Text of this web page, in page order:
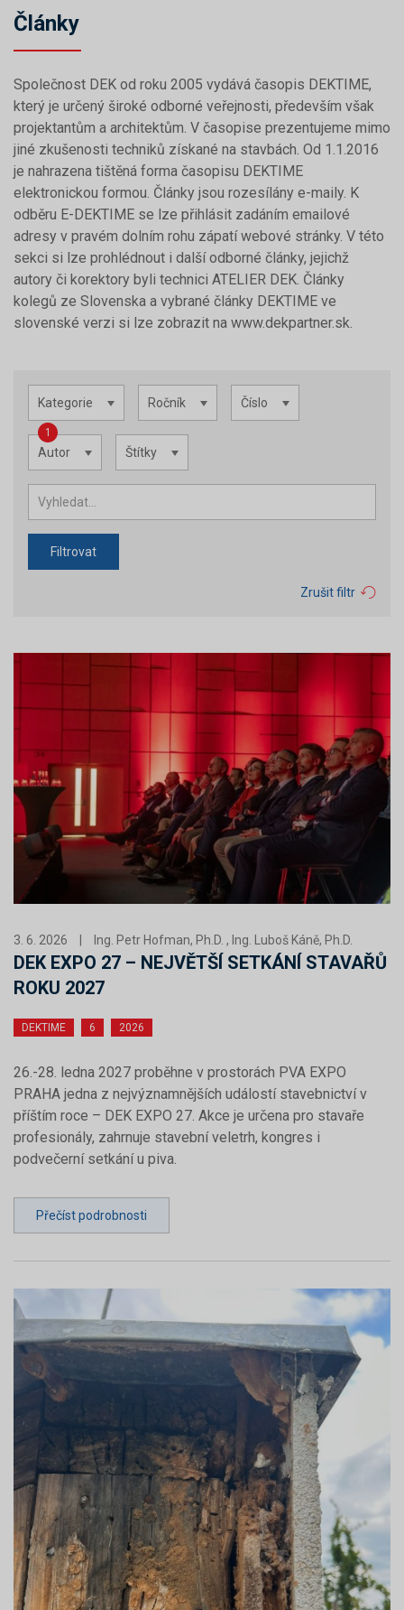
Články
Společnost DEK od roku 2005 vydává časopis DEKTIME,
který je určený široké odborné veřejnosti, především však
projektantům a architektům. V časopise prezentujeme mimo
jiné zkušenosti techniků získané na stavbách. Od 1.1.2016
je nahrazena tištěná forma časopisu DEKTIME
elektronickou formou. Články jsou rozesílány e-maily. K
odběru E-DEKTIME se lze přihlásit zadáním emailové
adresy v pravém dolním rohu zápatí webové stránky. V této
sekci si lze prohlédnout i další odborné články, jejichž
autory či korektory byli technici ATELIER DEK. Články
kolegů ze Slovenska a vybrané články DEKTIME ve
slovenské verzi si lze zobrazit na www.dekpartner.sk.
Kategorie Ročník Číslo
1
Autor Štítky
Filtrovat
Zrušit filtr
3. 6. 2026 Ing. Petr Hofman, Ph.D. , Ing. Luboš Káně, Ph.D.
DEK EXPO 27 – NEJVĚTŠÍ SETKÁNÍ STAVAŘŮ
ROKU 2027
DEKTIME 6 2026
26.-28. ledna 2027 proběhne v prostorách PVA EXPO
PRAHA jedna z nejvýznamnějších událostí stavebnictví v
příštím roce – DEK EXPO 27. Akce je určena pro stavaře
profesionály, zahrnuje stavební veletrh, kongres i
podvečerní setkání u piva.
Přečíst podrobnosti